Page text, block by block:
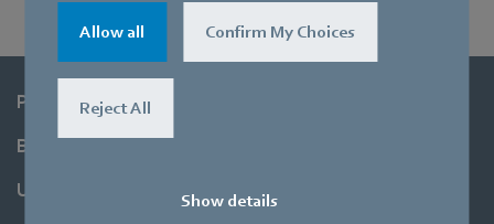
Allow all Confirm My Choices
Reject All
Show details
Produkte
Branchen
Unternehmen